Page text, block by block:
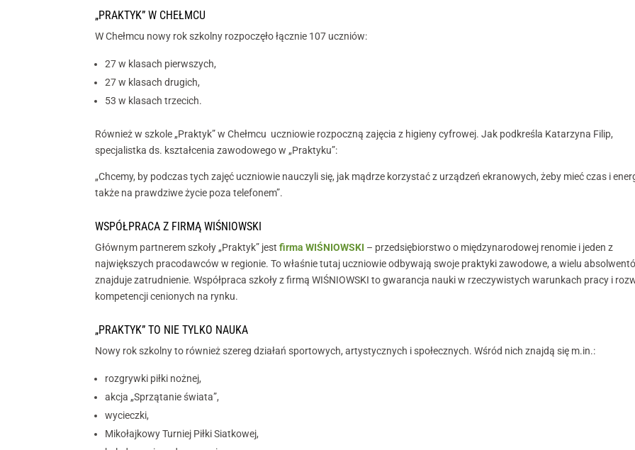
„PRAKTYK” W CHEŁMCU
W Chełmcu nowy rok szkolny rozpoczęło łącznie 107 uczniów:
27 w klasach pierwszych,
27 w klasach drugich,
53 w klasach trzecich.
Również w szkole „Praktyk” w Chełmcu uczniowie rozpoczną zajęcia z higieny cyfrowej. Jak podkreśla Katarzyna Filip,
specjalistka ds. kształcenia zawodowego w „Praktyku”:
„Chcemy, by podczas tych zajęć uczniowie nauczyli się, jak mądrze korzystać z urządzeń ekranowych, żeby mieć czas i
także na prawdziwe życie poza telefonem”.
WSPÓŁPRACA Z FIRMĄ WIŚNIOWSKI
Głównym partnerem szkoły „Praktyk” jestfirma WIŚNIOWSKI – przedsiębiorstwo o międzynarodowej renomie i jeden z
największych pracodawców w regionie. To właśnie tutaj uczniowie odbywają swoje praktyki zawodowe, a wielu
znajduje zatrudnienie. Współpraca szkoły z firmą WIŚNIOWSKI to gwarancja nauki w rzeczywistych warunkach pracy i
kompetencji cenionych na rynku.
„PRAKTYK” TO NIE TYLKO NAUKA
Nowy rok szkolny to również szereg działań sportowych, artystycznych i społecznych. Wśród nich znajdą się m.in.:
rozgrywki piłki nożnej,
akcja „Sprzątanie świata”,
wycieczki,
Mikołajkowy Turniej Piłki Siatkowej,